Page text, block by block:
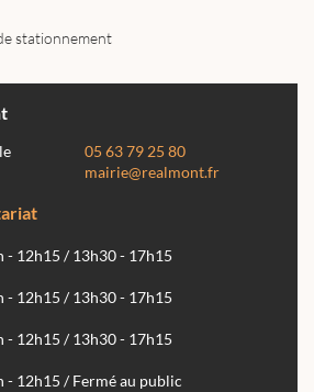
stationnement
05 63 79 25 80
mairie@realmont.fr
- 12h15 / 13h30 - 17h15
- 12h15 / 13h30 - 17h15
- 12h15 / 13h30 - 17h15
- 12h15 / Fermé au public